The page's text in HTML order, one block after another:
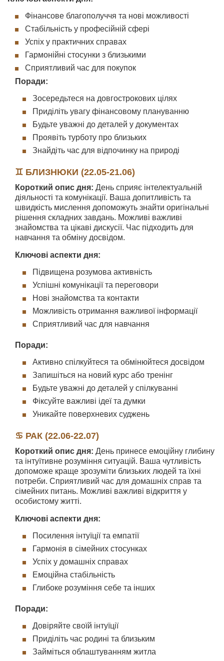
Фінансове благополуччя та нові можливості
Стабільність у професійній сфері
Успіх у практичних справах
Гармонійні стосунки з близькими
Сприятливий час для покупок
Поради:
Зосередьтеся на довгострокових цілях
Приділіть увагу фінансовому плануванню
Будьте уважні до деталей у документах
Проявіть турботу про близьких
Знайдіть час для відпочинку на природі
♊ БЛИЗНЮКИ (22.05-21.06)
Короткий опис дня: День сприяє інтелектуальній
діяльності та комунікації. Ваша допитливість та
швидкість мислення допоможуть знайти оригінальні
рішення складних завдань. Можливі важливі
знайомства та цікаві дискусії. Час підходить для
навчання та обміну досвідом.
Ключові аспекти дня:
Підвищена розумова активність
Успішні комунікації та переговори
Нові знайомства та контакти
Можливість отримання важливої інформації
Сприятливий час для навчання
Поради:
Активно спілкуйтеся та обмінюйтеся досвідом
Запишіться на новий курс або тренінг
Будьте уважні до деталей у спілкуванні
Фіксуйте важливі ідеї та думки
Уникайте поверхневих суджень
♋ РАК (22.06-22.07)
Короткий опис дня: День принесе емоційну глибину
та інтуїтивне розуміння ситуацій. Ваша чутливість
допоможе краще зрозуміти близьких людей та їхні
потреби. Сприятливий час для домашніх справ та
сімейних питань. Можливі важливі відкриття у
особистому житті.
Ключові аспекти дня:
Посилення інтуїції та емпатії
Гармонія в сімейних стосунках
Успіх у домашніх справах
Емоційна стабільність
Глибоке розуміння себе та інших
Поради:
Довіряйте своїй інтуїції
Приділіть час родині та близьким
Займіться облаштуванням житла